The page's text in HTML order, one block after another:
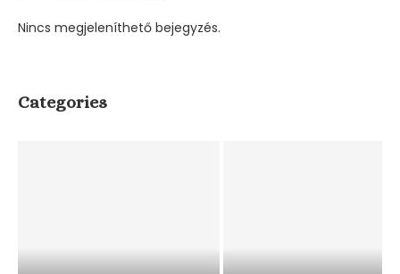
Nincs megjeleníthető bejegyzés.
Categories